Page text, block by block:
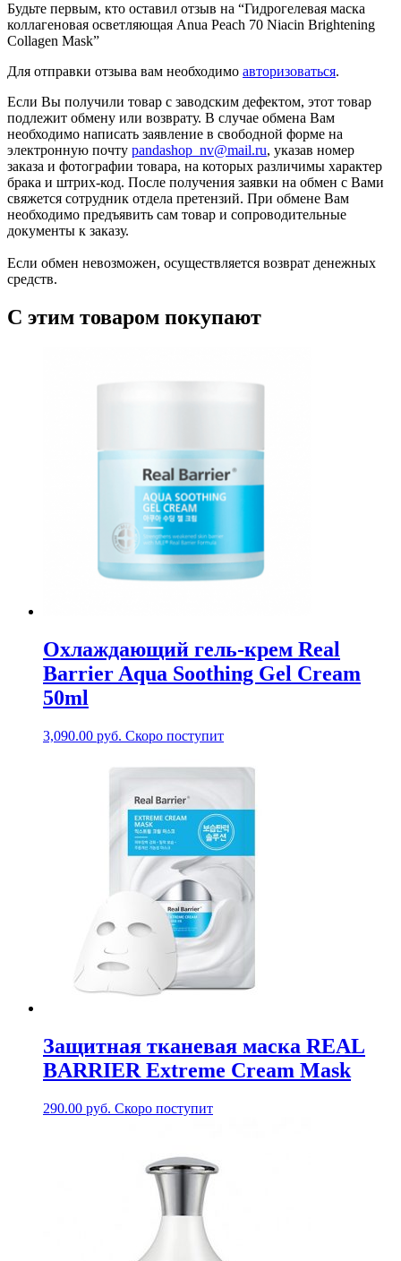
Будьте первым, кто оставил отзыв на “Гидрогелевая маска
коллагеновая осветляющая Anua Peach 70 Niacin Brightening
Collagen Mask”
Для отправки отзыва вам необходимо авторизоваться.
Если Вы получили товар с заводским дефектом, этот товар
подлежит обмену или возврату. В случае обмена Вам
необходимо написать заявление в свободной форме на
электронную почту pandashop_nv@mail.ru, указав номер
заказа и фотографии товара, на которых различимы характер
брака и штрих-код. После получения заявки на обмен с Вами
свяжется сотрудник отдела претензий. При обмене Вам
необходимо предъявить сам товар и сопроводительные
документы к заказу.
Если обмен невозможен, осуществляется возврат денежных
средств.
С этим товаром покупают
Охлаждающий гель-крем Real
Barrier Aqua Soothing Gel Cream
50ml
3,090.00 руб. Скоро поступит
Защитная тканевая маска REAL
BARRIER Extreme Cream Mask
290.00 руб. Скоро поступит